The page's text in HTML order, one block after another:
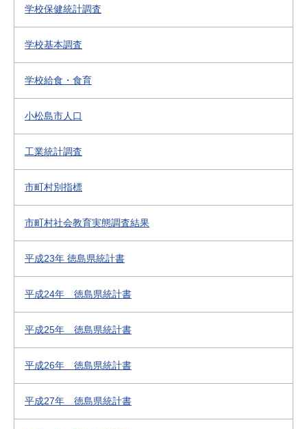
学校保健統計調査
学校基本調査
学校給食・食育
小松島市人口
工業統計調査
市町村別指標
市町村社会教育実態調査結果
平成23年 徳島県統計書
平成24年 徳島県統計書
平成25年 徳島県統計書
平成26年 徳島県統計書
平成27年 徳島県統計書